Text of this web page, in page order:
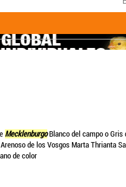
MecklenburgoBlanco del campo o Gris
de los Vosgos Marta Thrianta
de color